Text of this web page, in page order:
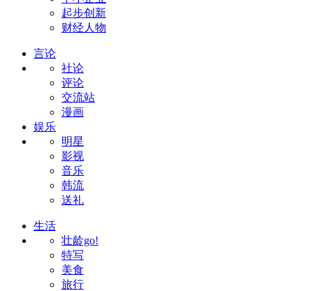
起步创新
财经人物
言论
社论
评论
交流站
漫画
娱乐
明星
影视
音乐
韩流
送礼
生活
壮龄go!
特写
美食
旅行